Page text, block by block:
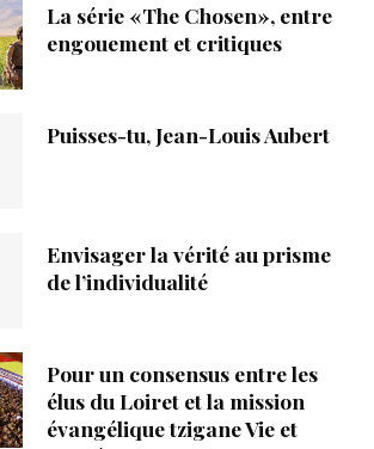
La série «The Chosen», entre
engouement et critiques
Puisses-tu, Jean-Louis Aubert
Envisager la vérité au prisme
de l’individualité
Pour un consensus entre les
élus du Loiret et la mission
évangélique tzigane Vie et